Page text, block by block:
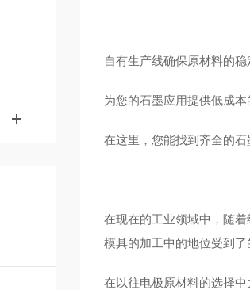
自有生产线确保原材料的稳
为您的石墨应用提供低成本
在这里，您能找到齐全的石
在现在的工业领域中，随
模具的加工中的地位受到
在以往电极原材料的选择